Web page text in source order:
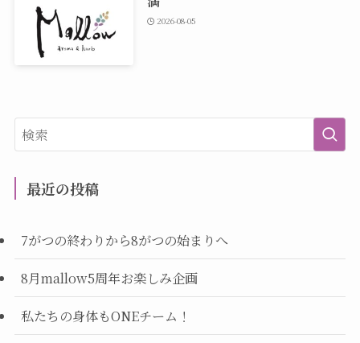
2026-08-05
最近の投稿
7がつの終わりから8がつの始まりへ
8月mallow5周年お楽しみ企画
私たちの身体もONEチーム！